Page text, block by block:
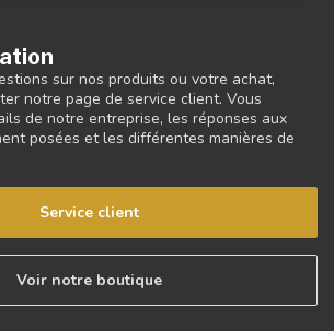
sur nos produits ou votre achat,
notre page de service client. Vous
de notre entreprise, les réponses aux
posées et les différentes manières de
Service client
Voir notre boutique